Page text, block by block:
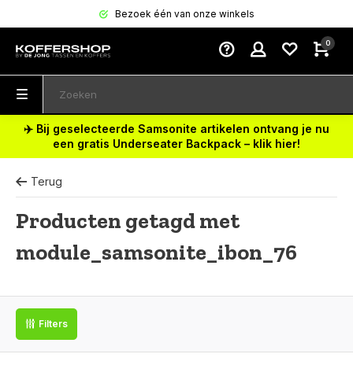
Bezoek één van onze winkels
0
✈️ Bij geselecteerde Samsonite artikelen ontvang je nu
een gratis Underseater Backpack – klik hier!
Terug
Producten getagd met
module_samsonite_ibon_76
Filters